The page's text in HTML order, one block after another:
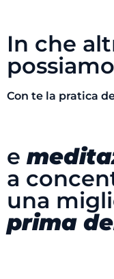
In che
Con te la pratica
e
a
una
prima